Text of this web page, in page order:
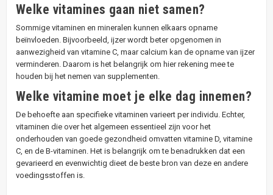
Welke vitamines gaan niet samen?
Sommige vitaminen en mineralen kunnen elkaars opname
beïnvloeden. Bijvoorbeeld, ijzer wordt beter opgenomen in
aanwezigheid van vitamine C, maar calcium kan de opname van ijzer
verminderen. Daarom is het belangrijk om hier rekening mee te
houden bij het nemen van supplementen.
Welke vitamine moet je elke dag innemen?
De behoefte aan specifieke vitaminen varieert per individu. Echter,
vitaminen die over het algemeen essentieel zijn voor het
onderhouden van goede gezondheid omvatten vitamine D, vitamine
C, en de B-vitaminen. Het is belangrijk om te benadrukken dat een
gevarieerd en evenwichtig dieet de beste bron van deze en andere
voedingsstoffen is.